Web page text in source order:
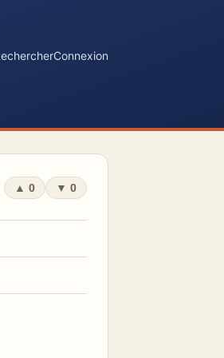
Connexion
▲ 0 ▼ 0